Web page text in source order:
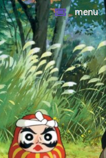
menu